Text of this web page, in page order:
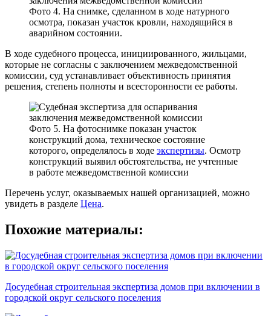
Фото 4. На снимке, сделанном в ходе натурного
осмотра, показан участок кровли, находящийся в
аварийном состоянии.
В ходе судебного процесса, инициированного, жильцами,
которые не согласны с заключением межведомственной
комиссии, суд устанавливает объективность принятия
решения, степень полноты и всесторонности ее работы.
Фото 5. На фотоснимке показан участок
конструкций дома, техническое состояние
которого, определялось в ходе экспертизы. Осмотр
конструкций выявил обстоятельства, не учтенные
в работе межведомственной комиссии
Перечень услуг, оказываемых нашей организацией, можно
увидеть в разделе Цена.
Похожие материалы:
Досудебная строительная экспертиза домов при включении в
городской округ сельского поселения